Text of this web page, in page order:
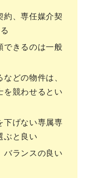
約、専任媒介契
できるのは一般
どの物件は、
を競わせるとい
下げない専属専
ぶと良い
バランスの良い